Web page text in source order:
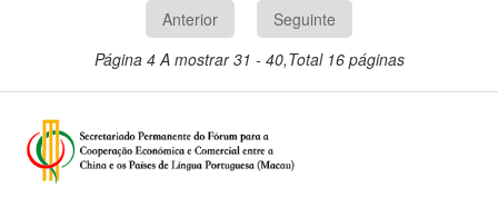
dólares, registando um aumento
homólogo de 6.27%.
Anterior
Seguinte
Página 4 A mostrar 31 - 40,Total 16 páginas